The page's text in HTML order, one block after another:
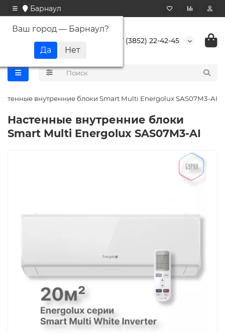
Барнаул
Ваш город — Барнаул?
+7 (3852) 22-42-45
внутренние блоки Smart Multi Energolux SAS07M3-AI
Настенные внутренние блоки
Smart Multi Energolux SAS07M3-AI